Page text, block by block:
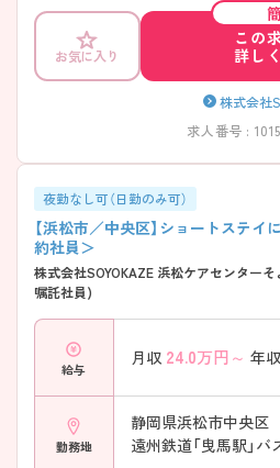
お気に入り
この
詳し
株式会社
求人番号 :
夜勤なし可（日勤のみ可）
【浜松市／中央区】ショートステ
約社員＞
株式会社SOYOKAZE 浜松ケアセンター
嘱託社員)
給与
月収 24.0万円～ 年収
勤務地
静岡県浜松市中央区
遠州鉄道「曳馬駅」バ